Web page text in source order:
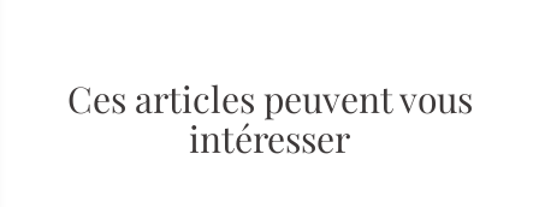
Ces articles peuvent vous
intéresser